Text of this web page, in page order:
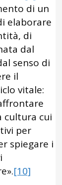
di un
elaborare
di
dal
senso di
il
vitale:
cultura cui
per
spiegare i
[10]